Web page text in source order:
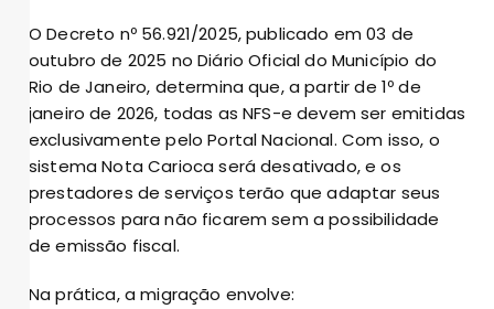
O Decreto nº 56.921/2025, publicado em 03 de
outubro de 2025 no Diário Oficial do Município do
Rio de Janeiro, determina que, a partir de 1º de
janeiro de 2026, todas as NFS-e devem ser emitidas
exclusivamente pelo Portal Nacional. Com isso, o
sistema Nota Carioca será desativado, e os
prestadores de serviços terão que adaptar seus
processos para não ficarem sem a possibilidade
de emissão fiscal.
Na prática, a migração envolve: